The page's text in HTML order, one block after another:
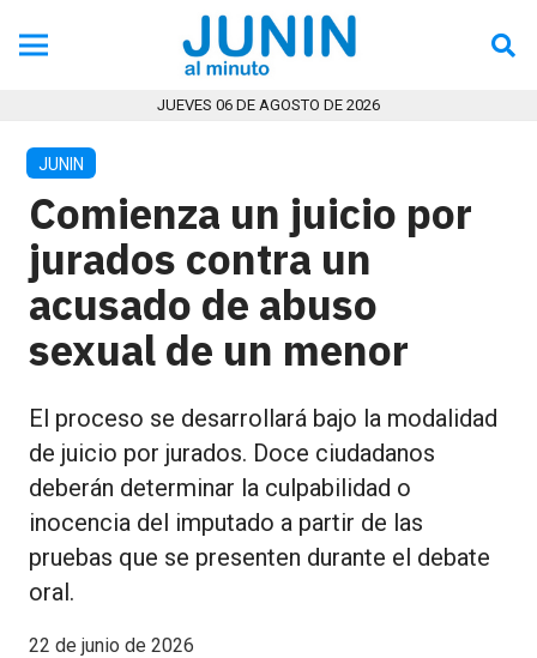
JUEVES 06 DE AGOSTO DE 2026
JUNIN
Comienza un juicio por
jurados contra un
acusado de abuso
sexual de un menor
El proceso se desarrollará bajo la modalidad
de juicio por jurados. Doce ciudadanos
deberán determinar la culpabilidad o
inocencia del imputado a partir de las
pruebas que se presenten durante el debate
oral.
22 de junio de 2026